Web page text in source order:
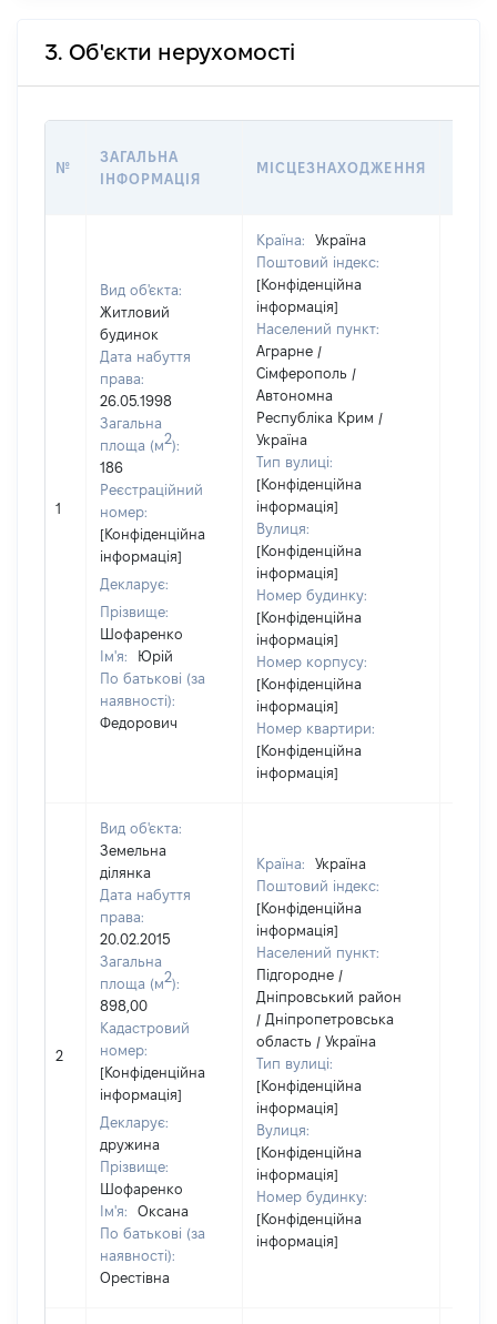
3. Об'єкти нерухомості
№
ЗАГАЛЬНА
ІНФОРМАЦІЯ
МІСЦЕЗНАХОДЖЕННЯ
1
Вид об'єкта:
Житловий
будинок
Дата набуття
права:
26.05.1998
Загальна
площа (м2):
186
Реєстраційний
номер:
[Конфіденційна
інформація]
Декларує:
Прізвище:
Шофаренко
Ім'я:
Юрій
По батькові (за
наявності):
Федорович
Країна:
Україна
Поштовий індекс:
[Конфіденційна
інформація]
Населений пункт:
Аграрне /
Сімферополь /
Автономна
Республіка Крим /
Україна
Тип вулиці:
[Конфіденційна
інформація]
Вулиця:
[Конфіденційна
інформація]
Номер будинку:
[Конфіденційна
інформація]
Номер корпусу:
[Конфіденційна
інформація]
Номер квартири:
[Конфіденційна
інформація]
2
Вид об'єкта:
Земельна
ділянка
Дата набуття
права:
20.02.2015
Загальна
площа (м2):
898,00
Кадастровий
номер:
[Конфіденційна
інформація]
Декларує:
дружина
Прізвище:
Шофаренко
Ім'я:
Оксана
По батькові (за
наявності):
Орестівна
Країна:
Україна
Поштовий індекс:
[Конфіденційна
інформація]
Населений пункт:
Підгородне /
Дніпровський район
/ Дніпропетровська
область / Україна
Тип вулиці:
[Конфіденційна
інформація]
Вулиця:
[Конфіденційна
інформація]
Номер будинку:
[Конфіденційна
інформація]